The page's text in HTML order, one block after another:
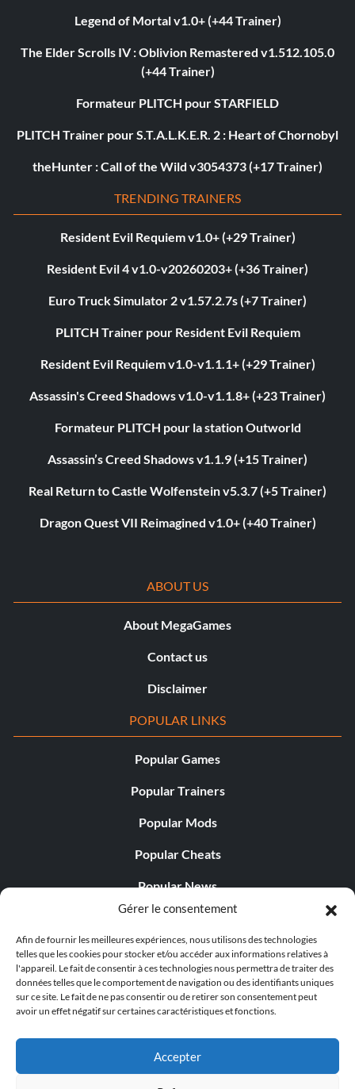
Gérer le consentement
Afin de fournir les meilleures expériences, nous utilisons des technologies
telles que les cookies pour stocker et/ou accéder aux informations relatives à
l'appareil. Le fait de consentir à ces technologies nous permettra de traiter des
données telles que le comportement de navigation ou des identifiants uniques
sur ce site. Le fait de ne pas consentir ou de retirer son consentement peut
avoir un effet négatif sur certaines caractéristiques et fonctions.
Accepter
Legend of Mortal v1.0+ (+44 Trainer)
The Elder Scrolls IV : Oblivion Remastered v1.512.105.0
(+44 Trainer)
Formateur PLITCH pour STARFIELD
PLITCH Trainer pour S.T.A.L.K.E.R. 2 : Heart of Chornobyl
theHunter : Call of the Wild v3054373 (+17 Trainer)
TRENDING TRAINERS
Resident Evil Requiem v1.0+ (+29 Trainer)
Resident Evil 4 v1.0-v20260203+ (+36 Trainer)
Euro Truck Simulator 2 v1.57.2.7s (+7 Trainer)
PLITCH Trainer pour Resident Evil Requiem
Resident Evil Requiem v1.0-v1.1.1+ (+29 Trainer)
Assassin's Creed Shadows v1.0-v1.1.8+ (+23 Trainer)
Formateur PLITCH pour la station Outworld
Assassin’s Creed Shadows v1.1.9 (+15 Trainer)
Real Return to Castle Wolfenstein v5.3.7 (+5 Trainer)
Dragon Quest VII Reimagined v1.0+ (+40 Trainer)
ABOUT US
About MegaGames
Contact us
Disclaimer
POPULAR LINKS
Popular Games
Popular Trainers
Popular Mods
Popular Cheats
Popular News
Popular Editorials
Popular Free Games
LATEST UPDATES